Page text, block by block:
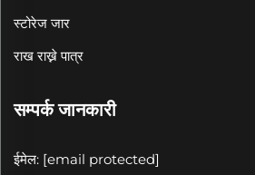
स्टोरेज जार
राख राख्ने पात्र
सम्पर्क जानकारी
ईमेल: [email protected]